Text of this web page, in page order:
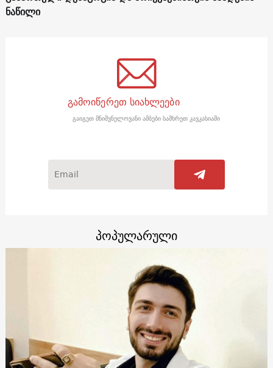
ნაწილი
გამოიწერეთ სიახლეები
გაიგეთ მნიშვნელოვანი ამბები სამხრეთ კავკასიაში
პოპულარული